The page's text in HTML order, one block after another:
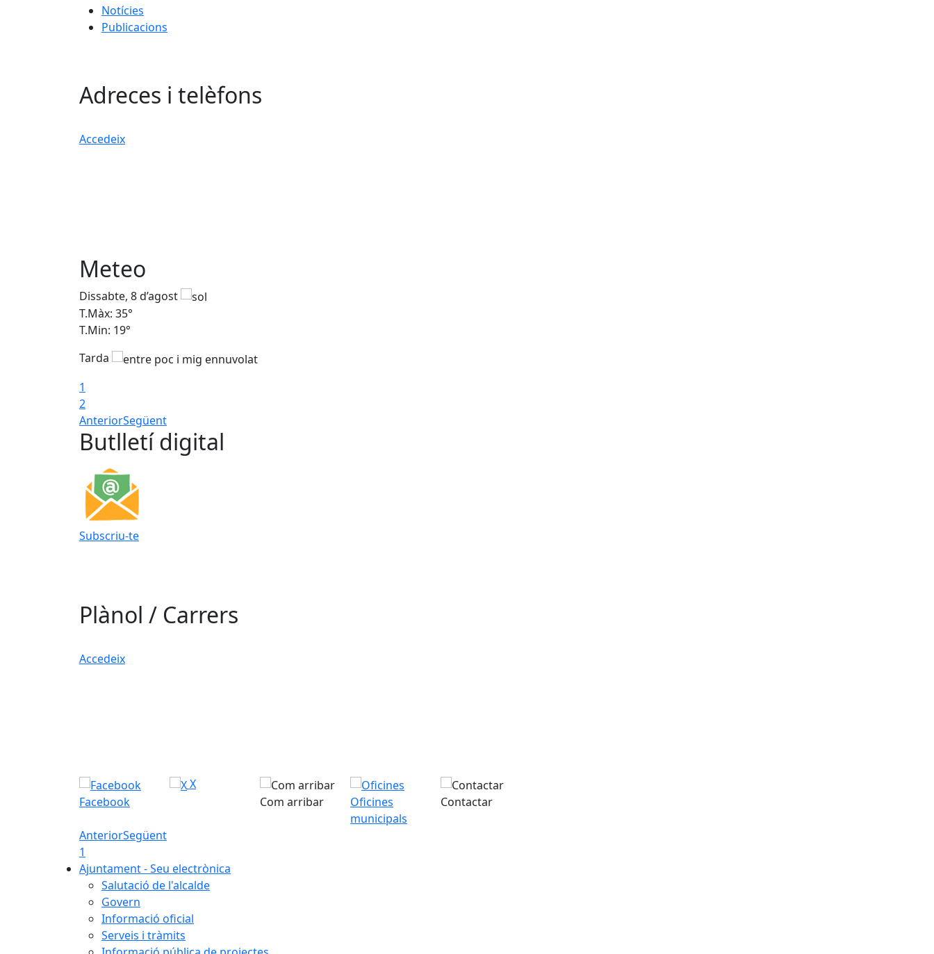
Notícies
Publicacions
Adreces i telèfons
Accedeix
Meteo
Dissabte, 8 d’agost
T.Màx: 35°
T.Min: 19°
Tarda
1
2
AnteriorSegüent
Butlletí digital
Subscriu-te
Plànol / Carrers
Accedeix
Facebook
X
Com arribar
Oficines
municipals
Contactar
AnteriorSegüent
1
Ajuntament - Seu electrònica
Salutació de l'alcalde
Govern
Informació oficial
Serveis i tràmits